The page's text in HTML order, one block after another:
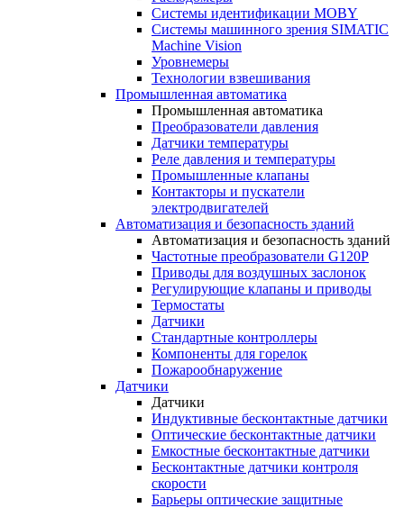
Системы идентификации MOBY
Системы машинного зрения SIMATIC
Machine Vision
Уровнемеры
Технологии взвешивания
Промышленная автоматика
Промышленная автоматика
Преобразователи давления
Датчики температуры
Реле давления и температуры
Промышленные клапаны
Контакторы и пускатели
электродвигателей
Автоматизация и безопасность зданий
Автоматизация и безопасность зданий
Частотные преобразователи G120P
Приводы для воздушных заслонок
Регулирующие клапаны и приводы
Термостаты
Датчики
Стандартные контроллеры
Компоненты для горелок
Пожарообнаружение
Датчики
Датчики
Индуктивные бесконтактные датчики
Оптические бесконтактные датчики
Емкостные бесконтактные датчики
Бесконтактные датчики контроля
скорости
Барьеры оптические защитные